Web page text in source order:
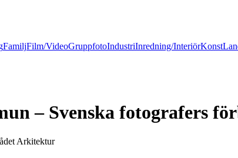
FamiljFilm/VideoGruppfotoIndustriInredning/InteriörKonst
– Svenska fotografers
Arkitektur